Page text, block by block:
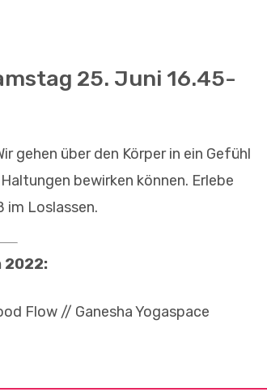
25. Juni 16.45-
gehen über den Körper in ein Gefühl
bewirken können. Erlebe
im Loslassen.
2022:
Flow // Ganesha Yogaspace